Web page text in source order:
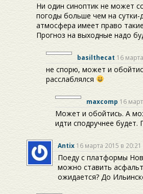
Ни один синоптик не может
погоды больше чем на
атмосфера имеет право
Прогноз на выходные надо
basilthecat 16
не спорю, может и
расслаблялся
maxcomp 16
Может и обойтись. А
идти сподручнее
Antix 16 марта 2015 в 20:21
Поеду с платформы
можно ставить
ожидается? До